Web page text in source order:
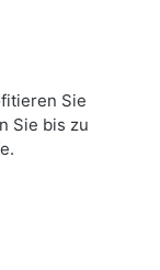
Sie
Sie bis zu